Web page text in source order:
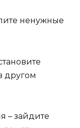
ненужные
другом
– зайдите